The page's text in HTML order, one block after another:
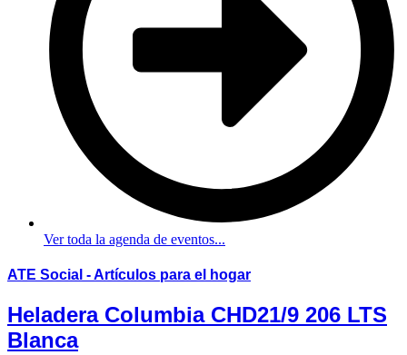
Ver toda la agenda de eventos...
ATE Social - Artículos para el hogar
Heladera Columbia CHD21/9 206 LTS
Blanca